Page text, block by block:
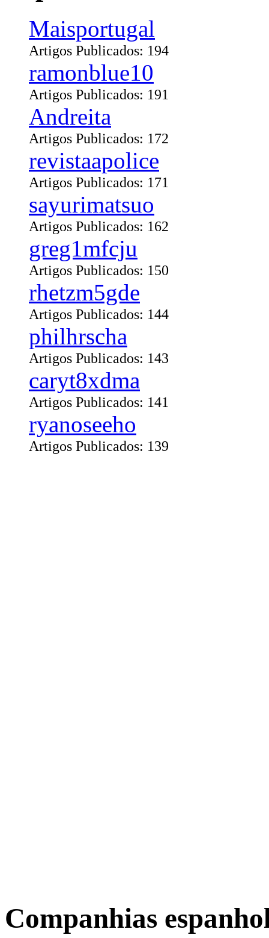
Maisportugal
Artigos Publicados: 194
ramonblue10
Artigos Publicados: 191
Andreita
Artigos Publicados: 172
revistaapolice
Artigos Publicados: 171
sayurimatsuo
Artigos Publicados: 162
greg1mfcju
Artigos Publicados: 150
rhetzm5gde
Artigos Publicados: 144
philhrscha
Artigos Publicados: 143
caryt8xdma
Artigos Publicados: 141
ryanoseeho
Artigos Publicados: 139
Companhias